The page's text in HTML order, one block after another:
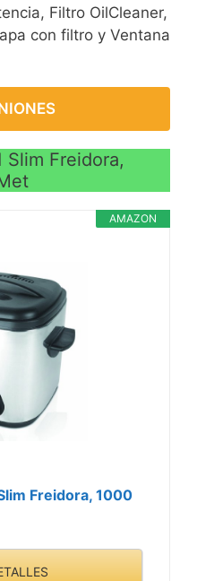
Filtro OilCleaner,
con filtro y Ventana
Slim Freidora,
AMAZON
Freidora, 1000